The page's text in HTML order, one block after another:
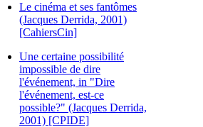
Le cinéma et ses fantômes
(Jacques Derrida, 2001)
[CahiersCin]
Une certaine possibilité
impossible de dire
l'événement, in "Dire
l'événement, est-ce
possible?" (Jacques Derrida,
2001) [CPIDE]